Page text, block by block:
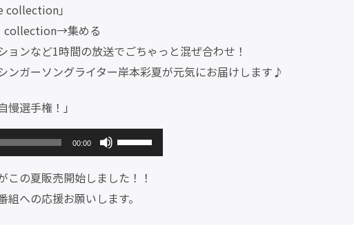
」
集める
ョンなど1時間の放送でごちゃっと混ぜ合わせ！
ンガーソングライター岸本彩夏が元気にお届けします♪
選手権！」
00:00
ボ
リ
ュ
ー
この夏販売開始しました！！
への応援お願いします。